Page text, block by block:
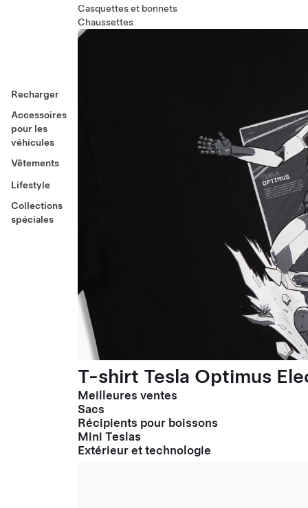
Recharger
Accessoires
pour les
véhicules
Vêtements
Lifestyle
Collections
spéciales
Casquettes et bonnets
Chaussettes
T-shirt Tesla Optimus
Meilleures ventes
Sacs
Récipients pour boissons
Mini Teslas
Extérieur et technologie